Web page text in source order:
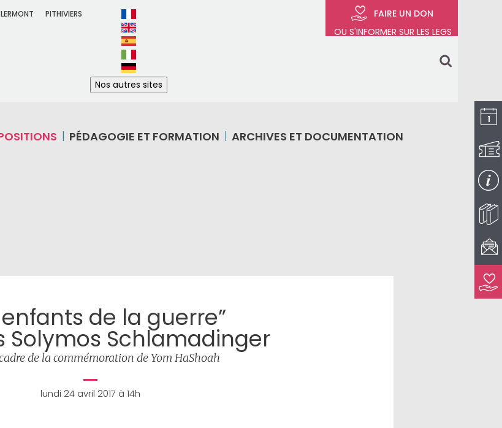
FAIRE UN DON
OU S'INFORMER SUR LES LEGS
Nos autres sites
PITHIVIERS
PÉDAGOGIE ET FORMATION ARCHIVES ET DOCUMENTATION
enfants de la guerre”
Solymos Schlamadinger
de la commémoration de Yom HaShoah
lundi 24 avril 2017 à 14h